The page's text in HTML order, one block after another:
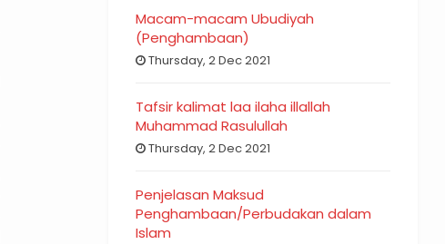
Macam-macam Ubudiyah
(Penghambaan)
Thursday, 2 Dec 2021
Tafsir kalimat laa ilaha illallah
Muhammad Rasulullah
Thursday, 2 Dec 2021
Penjelasan Maksud
Penghambaan/Perbudakan dalam
Islam